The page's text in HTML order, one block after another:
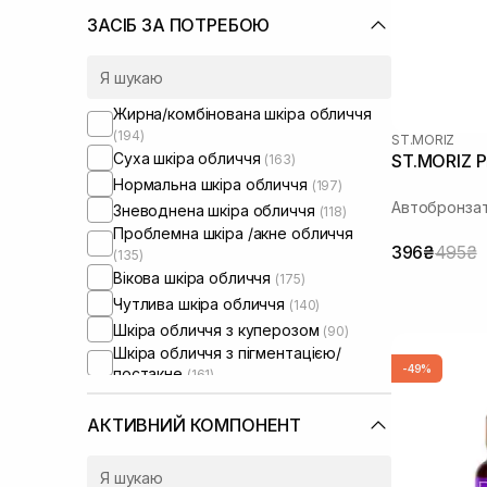
Image Skincare(5)
Isehan
Js Derma(2)
Kaaral
Keen Strok
La Biosthetique(1)
La Sultane De Saba
Lagom
Laneige(2)
Lebel(12)
Lip Intimate Care (4)
Lipss(5)
Logevy Firenze
Manyo Factory(9)
ЗАСІБ ЗА ПОТРЕБОЮ
Жирна/комбінована шкіра обличчя
(194)
Суха шкіра обличчя (163)
Нормальна шкіра обличчя (197)
Зневоднена шкіра обличчя (118)
Проблемна шкіра /акне обличчя
(135)
Вікова шкіра обличчя (175)
Чутлива шкіра обличчя (140)
Шкіра обличчя з куперозом (90)
Шкіра обличчя з пігментацією/
постакне (161)
Шкіра обличчя з розширеними
порами(106)
Шкіра обличчя з порушеним
Шкіра обличчя з порушеним
АКТИВНИЙ КОМПОНЕНТ
ST.MORIZ
ST.MORIZ
396₴495₴
-49%